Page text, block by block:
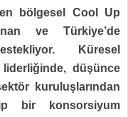
bölgesel Cool Up
ve Türkiye’de
Küresel
liderliğinde, düşünce
kuruluşlarından
bir konsorsiyum